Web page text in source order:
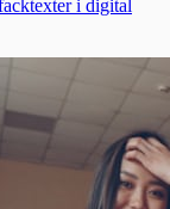
i digital